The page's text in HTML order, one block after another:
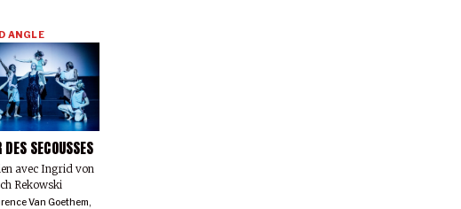
DES SECOUSSES
avec Ingrid von
Rekowski
ANGLE
Van Goethem,